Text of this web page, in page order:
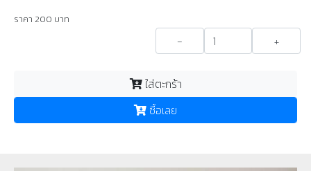
ราคา 200 บาท
- +
ใส่ตะกร้า
ซื้อเลย